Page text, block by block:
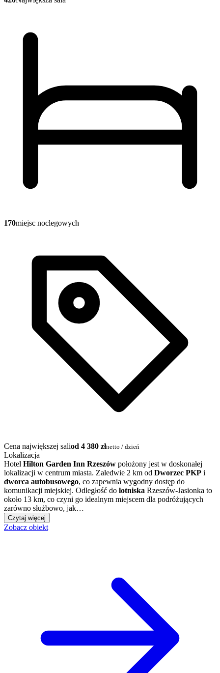
170miejsc noclegowych
Cena największej saliod 4 380 złnetto / dzień
Lokalizacja
Hotel Hilton Garden Inn Rzeszów położony jest w doskonałej
lokalizacji w centrum miasta. Zaledwie 2 km od Dworzec PKP i
dworca autobusowego, co zapewnia wygodny dostęp do
komunikacji miejskiej. Odległość do lotniska Rzeszów-Jasionka to
około 13 km, co czyni go idealnym miejscem dla podróżujących
zarówno służbowo, jak…
Czytaj więcej
Zobacz obiekt